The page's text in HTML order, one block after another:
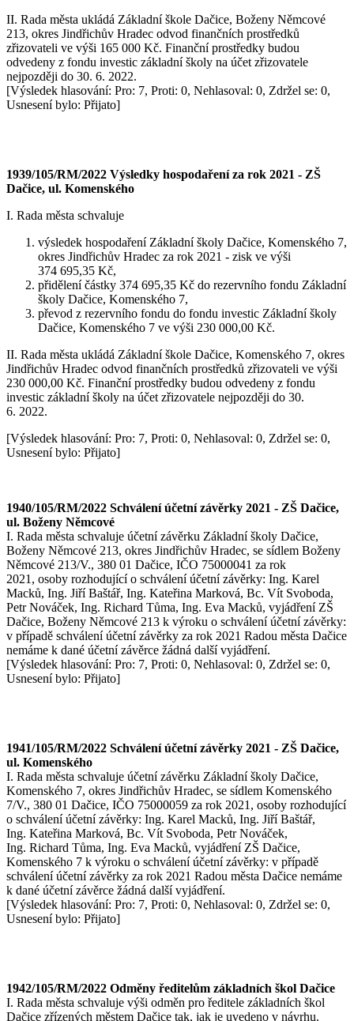
II. Rada města ukládá Základní škole Dačice, Boženy Němcové
213, okres Jindřichův Hradec odvod finančních prostředků
zřizovateli ve výši 165 000 Kč. Finanční prostředky budou
odvedeny z fondu investic základní školy na účet zřizovatele
nejpozději do 30. 6. 2022.
[Výsledek hlasování: Pro: 7, Proti: 0, Nehlasoval: 0, Zdržel se: 0,
Usnesení bylo: Přijato]
1939/105/RM/2022 Výsledky hospodaření za rok 2021 - ZŠ
Dačice, ul. Komenského
I. Rada města schvaluje
výsledek hospodaření Základní školy Dačice, Komenského 7,
okres Jindřichův Hradec za rok 2021 - zisk ve výši
374 695,35 Kč,
přidělení částky 374 695,35 Kč do rezervního fondu Základní
školy Dačice, Komenského 7,
převod z rezervního fondu do fondu investic Základní školy
Dačice, Komenského 7 ve výši 230 000,00 Kč.
II. Rada města ukládá Základní škole Dačice, Komenského 7, okres
Jindřichův Hradec odvod finančních prostředků zřizovateli ve výši
230 000,00 Kč. Finanční prostředky budou odvedeny z fondu
investic základní školy na účet zřizovatele nejpozději do 30.
6. 2022.
[Výsledek hlasování: Pro: 7, Proti: 0, Nehlasoval: 0, Zdržel se: 0,
Usnesení bylo: Přijato]
1940/105/RM/2022 Schválení účetní závěrky 2021 - ZŠ Dačice,
ul. Boženy Němcové
I. Rada města schvaluje účetní závěrku Základní školy Dačice,
Boženy Němcové 213, okres Jindřichův Hradec, se sídlem Boženy
Němcové 213/V., 380 01 Dačice, IČO 75000041 za rok
2021, osoby rozhodující o schválení účetní závěrky: Ing. Karel
Macků, Ing. Jiří Baštář, Ing. Kateřina Marková, Bc. Vít Svoboda,
Petr Nováček, Ing. Richard Tůma, Ing. Eva Macků, vyjádření ZŠ
Dačice, Boženy Němcové 213 k výroku o schválení účetní závěrky:
v případě schválení účetní závěrky za rok 2021 Radou města Dačice
nemáme k dané účetní závěrce žádná další vyjádření.
[Výsledek hlasování: Pro: 7, Proti: 0, Nehlasoval: 0, Zdržel se: 0,
Usnesení bylo: Přijato]
1941/105/RM/2022 Schválení účetní závěrky 2021 - ZŠ Dačice,
ul. Komenského
I. Rada města schvaluje účetní závěrku Základní školy Dačice,
Komenského 7, okres Jindřichův Hradec, se sídlem Komenského
7/V., 380 01 Dačice, IČO 75000059 za rok 2021, osoby rozhodující
o schválení účetní závěrky: Ing. Karel Macků, Ing. Jiří Baštář,
Ing. Kateřina Marková, Bc. Vít Svoboda, Petr Nováček,
Ing. Richard Tůma, Ing. Eva Macků, vyjádření ZŠ Dačice,
Komenského 7 k výroku o schválení účetní závěrky: v případě
schválení účetní závěrky za rok 2021 Radou města Dačice nemáme
k dané účetní závěrce žádná další vyjádření.
[Výsledek hlasování: Pro: 7, Proti: 0, Nehlasoval: 0, Zdržel se: 0,
Usnesení bylo: Přijato]
1942/105/RM/2022 Odměny ředitelům základních škol Dačice
I. Rada města schvaluje výši odměn pro ředitele základních škol
Dačice zřízených městem Dačice tak, jak je uvedeno v návrhu.